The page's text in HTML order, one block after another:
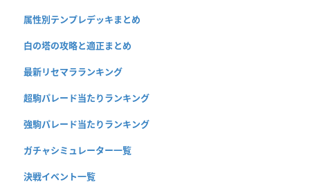
属性別テンプレデッキまとめ
白の塔の攻略と適正まとめ
最新リセマラランキング
超駒パレード当たりランキング
強駒パレード当たりランキング
ガチャシミュレーター一覧
決戦イベント一覧